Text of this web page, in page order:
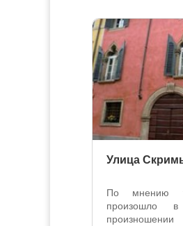
Улицы
Улица
По мнению
произошло
произношении